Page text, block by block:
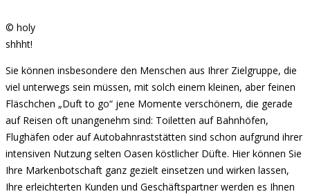
© holy
shhht!
Sie können insbesondere den Menschen aus Ihrer Zielgruppe, die
viel unterwegs sein müssen, mit solch einem kleinen, aber feinen
Fläschchen „Duft to go“ jene Momente verschönern, die gerade
auf Reisen oft unangenehm sind: Toiletten auf Bahnhöfen,
Flughäfen oder auf Autobahnraststätten sind schon aufgrund ihrer
intensiven Nutzung selten Oasen köstlicher Düfte. Hier können Sie
Ihre Markenbotschaft ganz gezielt einsetzen und wirken lassen,
Ihre erleichterten Kunden und Geschäftspartner werden es Ihnen